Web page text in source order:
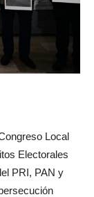
Local
Electorales
PRI, PAN y